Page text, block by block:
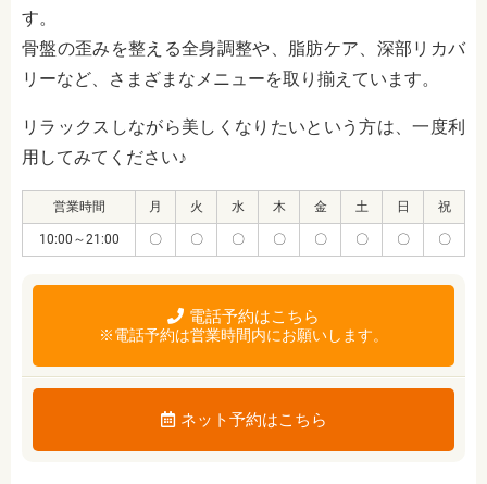
す。
骨盤の歪みを整える全身調整や、脂肪ケア、深部リカバ
リーなど、さまざまなメニューを取り揃えています。
リラックスしながら美しくなりたいという方は、一度利
用してみてください♪
営業時間 月 火 水 木 金 土 日 祝
10:00～21:00 〇 〇 〇 〇 〇 〇 〇 〇
電話予約はこちら
※電話予約は営業時間内にお願いします。
ネット予約はこちら